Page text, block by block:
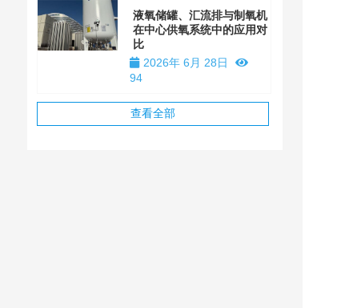
液氧储罐、汇流排与制氧机
在中心供氧系统中的应用对
比
2026年 6月 28日
94
查看全部